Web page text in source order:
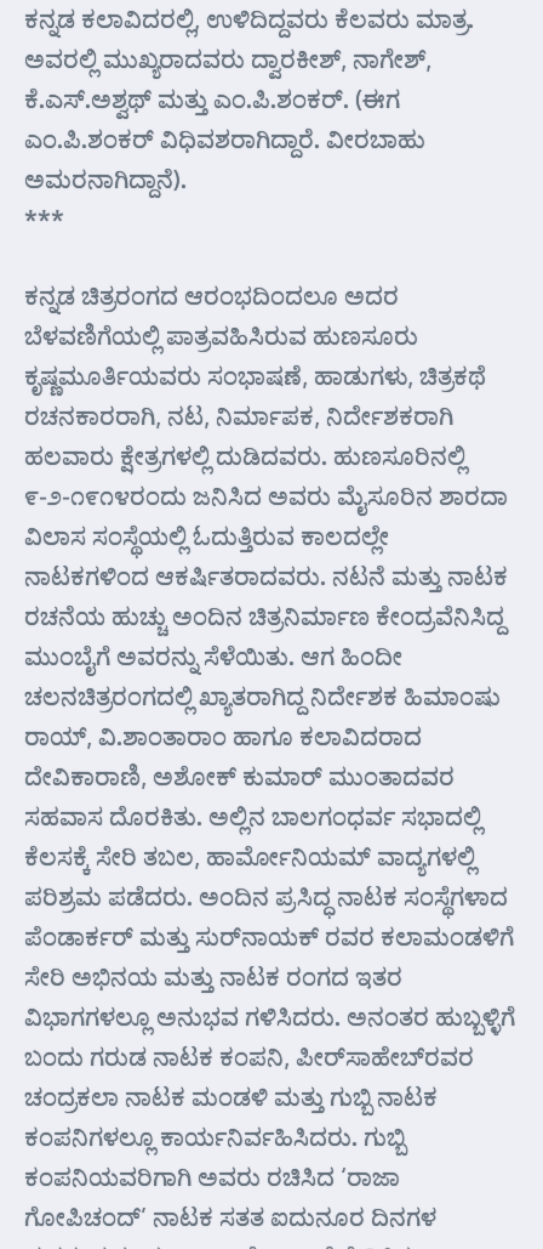
ಕನ್ನಡ ಕಲಾವಿದರಲ್ಲಿ, ಉಳಿದಿದ್ದವರು ಕೆಲವರು ಮಾತ್ರ.
ಅವರಲ್ಲಿ ಮುಖ್ಯರಾದವರು ದ್ವಾರಕೀಶ್, ನಾಗೇಶ್,
ಕೆ.ಎಸ್.ಅಶ್ವಥ್ ಮತ್ತು ಎಂ.ಪಿ.ಶಂಕರ್. (ಈಗ
ಎಂ.ಪಿ.ಶಂಕರ್ ವಿಧಿವಶರಾಗಿದ್ದಾರೆ. ವೀರಬಾಹು
ಅಮರನಾಗಿದ್ದಾನೆ).
***
ಕನ್ನಡ ಚಿತ್ರರಂಗದ ಆರಂಭದಿಂದಲೂ ಅದರ
ಬೆಳವಣಿಗೆಯಲ್ಲಿ ಪಾತ್ರವಹಿಸಿರುವ ಹುಣಸೂರು
ಕೃಷ್ಣಮೂರ್ತಿಯವರು ಸಂಭಾಷಣೆ, ಹಾಡುಗಳು, ಚಿತ್ರಕಥೆ
ರಚನಕಾರರಾಗಿ, ನಟ, ನಿರ್ಮಾಪಕ, ನಿರ್ದೇಶಕರಾಗಿ
ಹಲವಾರು ಕ್ಷೇತ್ರಗಳಲ್ಲಿ ದುಡಿದವರು. ಹುಣಸೂರಿನಲ್ಲಿ
೯-೨-೧೯೧೪ರಂದು ಜನಿಸಿದ ಅವರು ಮೈಸೂರಿನ ಶಾರದಾ
ವಿಲಾಸ ಸಂಸ್ಥೆಯಲ್ಲಿ ಓದುತ್ತಿರುವ ಕಾಲದಲ್ಲೇ
ನಾಟಕಗಳಿಂದ ಆಕರ್ಷಿತರಾದವರು. ನಟನೆ ಮತ್ತು ನಾಟಕ
ರಚನೆಯ ಹುಚ್ಚು ಅಂದಿನ ಚಿತ್ರನಿರ್ಮಾಣ ಕೇಂದ್ರವೆನಿಸಿದ್ದ
ಮುಂಬೈಗೆ ಅವರನ್ನು ಸೆಳೆಯಿತು. ಆಗ ಹಿಂದೀ
ಚಲನಚಿತ್ರರಂಗದಲ್ಲಿ ಖ್ಯಾತರಾಗಿದ್ದ ನಿರ್ದೇಶಕ ಹಿಮಾಂಷು
ರಾಯ್, ವಿ.ಶಾಂತಾರಾಂ ಹಾಗೂ ಕಲಾವಿದರಾದ
ದೇವಿಕಾರಾಣಿ, ಅಶೋಕ್ ಕುಮಾರ್ ಮುಂತಾದವರ
ಸಹವಾಸ ದೊರಕಿತು. ಅಲ್ಲಿನ ಬಾಲಗಂಧರ್ವ ಸಭಾದಲ್ಲಿ
ಕೆಲಸಕ್ಕೆ ಸೇರಿ ತಬಲ, ಹಾರ್ಮೋನಿಯಮ್ ವಾದ್ಯಗಳಲ್ಲಿ
ಪರಿಶ್ರಮ ಪಡೆದರು. ಅಂದಿನ ಪ್ರಸಿದ್ಧ ನಾಟಕ ಸಂಸ್ಥೆಗಳಾದ
ಪೆಂಡಾರ್ಕರ್ ಮತ್ತು ಸುರ್‌ನಾಯಕ್ ರವರ ಕಲಾಮಂಡಳಿಗೆ
ಸೇರಿ ಅಭಿನಯ ಮತ್ತು ನಾಟಕ ರಂಗದ ಇತರ
ವಿಭಾಗಗಳಲ್ಲೂ ಅನುಭವ ಗಳಿಸಿದರು. ಅನಂತರ ಹುಬ್ಬಳ್ಳಿಗೆ
ಬಂದು ಗರುಡ ನಾಟಕ ಕಂಪನಿ, ಪೀರ್‌ಸಾಹೇಬ್‌ರವರ
ಚಂದ್ರಕಲಾ ನಾಟಕ ಮಂಡಳಿ ಮತ್ತು ಗುಬ್ಬಿ ನಾಟಕ
ಕಂಪನಿಗಳಲ್ಲೂ ಕಾರ್ಯನಿರ್ವಹಿಸಿದರು. ಗುಬ್ಬಿ
ಕಂಪನಿಯವರಿಗಾಗಿ ಅವರು ರಚಿಸಿದ ‘ರಾಜಾ
ಗೋಪಿಚಂದ್’ ನಾಟಕ ಸತತ ಐದುನೂರ ದಿನಗಳ